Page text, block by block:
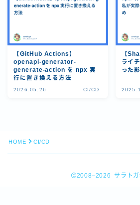
【GitHub Actions】
openapi-generator-
generate-action を npx 実
行に置き換える方法
2026.05.26 CI/CD
【
ライ
った
HOME CI/CD
2008–2026 サラトガ